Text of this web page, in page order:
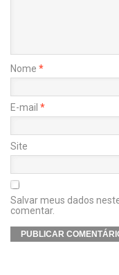
Nome *
E-mail *
Site
Salvar meus dados
comentar.